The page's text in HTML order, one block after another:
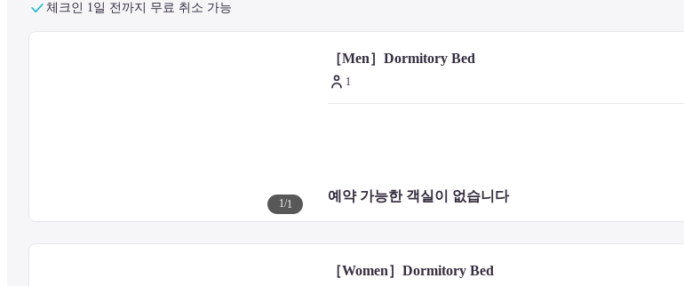
체크인 1일 전까지 무료 취소 가능
1/1
［Men］Dormitory Bed
1
예약 가능한 객실이 없습니다
［Women］Dormitory Bed